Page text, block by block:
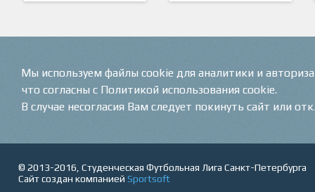
© 2013-2016, Студенческая Футбольная Лига Санкт-Петербурга
Сайт создан компанией Sportsoft
Мы используем файлы cookie для аналитики и
что согласны с Политикой использования cookie.
В случае несогласия Вам следует покинуть сайт или